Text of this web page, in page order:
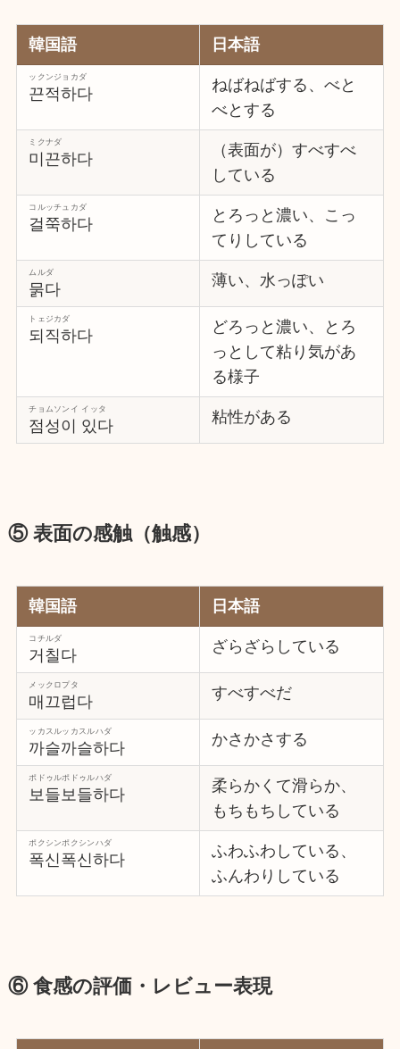
韓国語 日本語
끈적하다
ックンジョカダ
ねばねばする、べと
べとする
미끈하다
ミクナダ
（表面が）すべすべ
している
걸쭉하다
コルッチュカダ
とろっと濃い、こっ
てりしている
묽다
ムルダ 薄い、水っぽい
되직하다
トェジカダ
どろっと濃い、とろ
っとして粘り気があ
る様子
점성이 있다
チョムソンイ イッタ 粘性がある
⑤ 表面の感触（触感）
韓国語 日本語
거칠다
コチルダ ざらざらしている
매끄럽다
メックロプタ すべすべだ
까슬까슬하다
ッカスルッカスルハダ かさかさする
보들보들하다
ポドゥルポドゥルハダ
柔らかくて滑らか、
もちもちしている
폭신폭신하다
ポクシンポクシンハダ
ふわふわしている、
ふんわりしている
⑥ 食感の評価・レビュー表現